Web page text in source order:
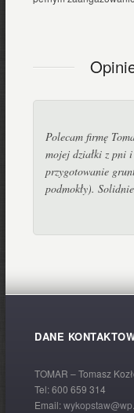
Polecam firmę
mojej działki z pni
przygotowanie
podmokły).
DANE
TOMAR – Tomasz
Tel:600 659 314
Email: